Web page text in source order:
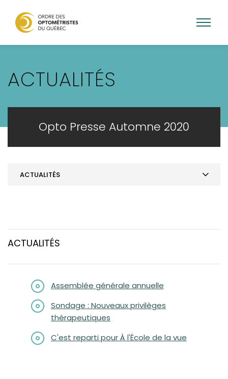
contenu
ACTUALITÉS
Opto Presse Automne 2020
ACTUALITÉS
Sondage sur les nouveaux privilèges
thérapeutiques
C'est reparti pour À l'École de la Vue!
VOTRE FORMATION CONTINUE
ACTUALITÉS
Assemblée générale annuelle
Sondage : Nouveaux privilèges
thérapeutiques
C'est reparti pour À l'École de la vue